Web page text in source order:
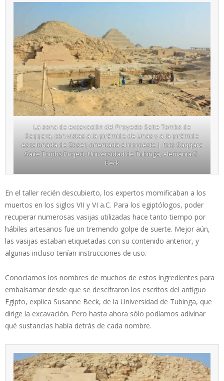
La zona de excavación del Proyecto Saite Tombs de
Saqqara, con vistas a la pirámide de Unas y a la pirámide
escalonada de Zoser, orientada al noroeste | foto Saqqara
Saite Tombs Project, Universidad de Tubinga, Alemania/S.
Beck
En el taller recién descubierto, los expertos momificaban a los
muertos en los siglos VII y VI a.C. Para los egiptólogos, poder
recuperar numerosas vasijas utilizadas hace tanto tiempo por
hábiles artesanos fue un tremendo golpe de suerte. Mejor aún,
las vasijas estaban etiquetadas con su contenido anterior, y
algunas incluso tenían instrucciones de uso.
Conocíamos los nombres de muchos de estos ingredientes para
embalsamar desde que se descifraron los escritos del antiguo
Egipto, explica Susanne Beck, de la Universidad de Tubinga, que
dirige la excavación. Pero hasta ahora sólo podíamos adivinar
qué sustancias había detrás de cada nombre.